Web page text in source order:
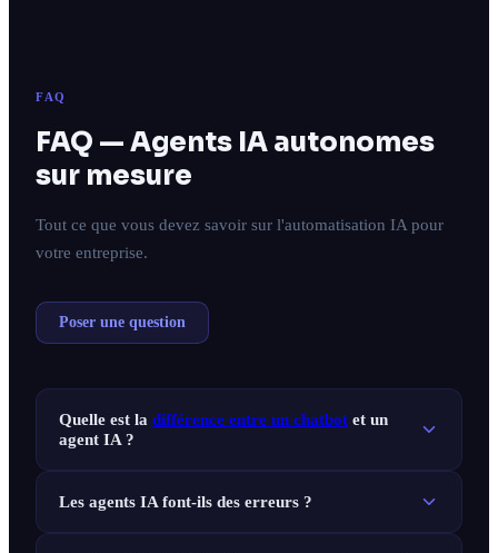
FAQ
FAQ — Agents IA autonomes
sur mesure
Tout ce que vous devez savoir sur l'automatisation IA pour
votre entreprise.
Poser une question
Quelle est la différence entre un chatbot et un
agent IA ?
Les agents IA font-ils des erreurs ?